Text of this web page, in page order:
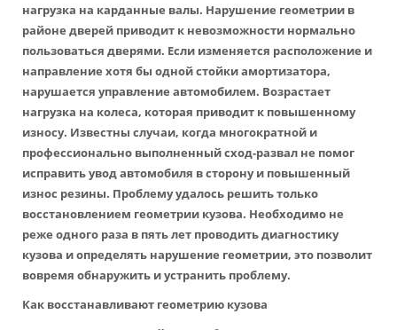
нагрузка на карданные валы. Нарушение геометрии в
районе дверей приводит к невозможности нормально
пользоваться дверями. Если изменяется расположение и
направление хотя бы одной стойки амортизатора,
нарушается управление автомобилем. Возрастает
нагрузка на колеса, которая приводит к повышенному
износу. Известны случаи, когда многократной и
профессионально выполненный сход-развал не помог
исправить увод автомобиля в сторону и повышенный
износ резины. Проблему удалось решить только
восстановлением геометрии кузова. Необходимо не
реже одного раза в пять лет проводить диагностику
кузова и определять нарушение геометрии, это позволит
вовремя обнаружить и устранить проблему.
Как восстанавливают геометрию кузова